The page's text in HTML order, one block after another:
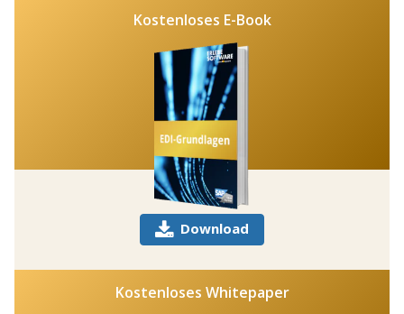
Kostenloses E-Book
Download
Kostenloses Whitepaper